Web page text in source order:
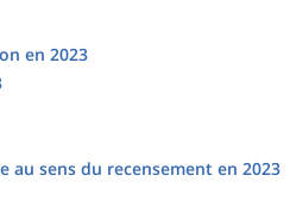
en 2023
sens du recensement en 2023